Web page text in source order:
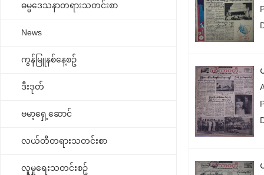
ဓမ္မ‌ဒေသနာတရားသတင်းစာ
News
ကွန်မြူနစ်နေ့စဥ်
ဒီးဒုတ်
ဗမာ့ရှေ့ဆောင်
လယ်တီတရားသတင်းစာ
လူမှုရေးသတင်းစဥ်